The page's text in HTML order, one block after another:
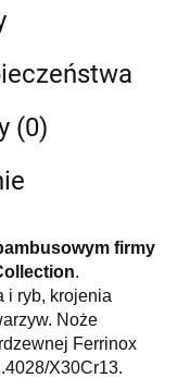
(0)
firmy
.
i ryb, krojenia
Noże
Ferrinox
X30Cr13.